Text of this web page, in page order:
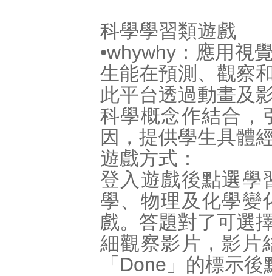
科學學習類遊戲
•whywhy：應用視
生能在預測、觀察
此平台透過動畫及
科學概念作結合，
因，提供學生具體
遊戲方式：
登入遊戲後點選學
學、物理及化學變
戲。答題對了可選
細觀察影片，影片
「Done」的標示